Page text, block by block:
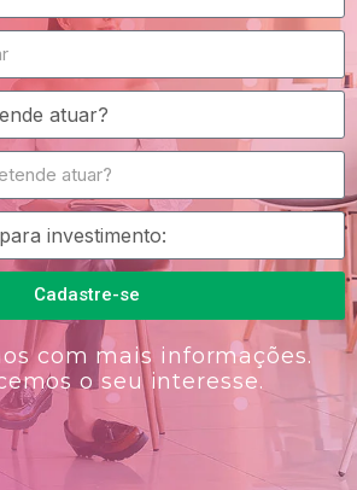
Cadastre-se
com mais informações.
o seu interesse.